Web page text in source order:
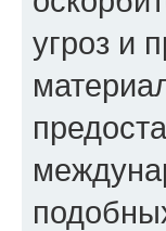
угроз и